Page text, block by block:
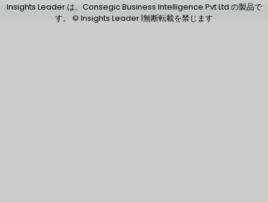
Insights Leader は、Consegic Business Intelligence Pvt Ltd の製品で
す。 © Insights Leader |無断転載を禁じます